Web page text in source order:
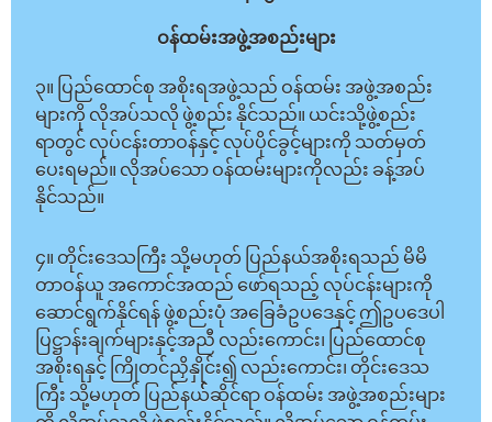
ဝန်ထမ်းအဖွဲ့အစည်းများ
၃။ ပြည်ထောင်စု အစိုးရအဖွဲ့သည် ဝန်ထမ်း အဖွဲ့အစည်း
များကို လိုအပ်သလို ဖွဲ့စည်း နိုင်သည်။ ယင်းသို့ဖွဲ့စည်း
ရာတွင် လုပ်ငန်းတာဝန်နှင့် လုပ်ပိုင်ခွင့်များကို သတ်မှတ်
ပေးရမည်။ လိုအပ်သော ဝန်ထမ်းများကိုလည်း ခန့်အပ်
နိုင်သည်။
၄။ တိုင်းဒေသကြီး သို့မဟုတ် ပြည်နယ်အစိုးရသည် မိမိ
တာဝန်ယူ အကောင်အထည် ဖော်ရသည့် လုပ်ငန်းများကို
ဆောင်ရွက်နိုင်ရန် ဖွဲ့စည်းပုံ အခြေခံဥပဒေနှင့် ဤဥပဒေပါ
ပြဋ္ဌာန်းချက်များနှင့်အညီ လည်းကောင်း၊ ပြည်ထောင်စု
အစိုးရနှင့် ကြိုတင်ညှိနှိုင်း၍ လည်းကောင်း၊ တိုင်းဒေသ
ကြီး သို့မဟုတ် ပြည်နယ််ဆိုင်ရာ ဝန်ထမ်း အဖွဲ့အစည်းများ